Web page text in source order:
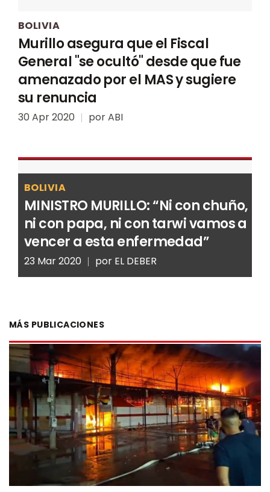
BOLIVIA
Murillo asegura que el Fiscal
General "se ocultó" desde que fue
amenazado por el MAS y sugiere
su renuncia
30 Apr 2020 porABI
BOLIVIA
MINISTRO MURILLO: “Ni con chuño,
ni con papa, ni con tarwi vamos a
vencer a esta enfermedad”
23 Mar 2020 por EL DEBER
MÁS PUBLICACIONES